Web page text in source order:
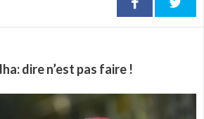
dire n’est pas faire !